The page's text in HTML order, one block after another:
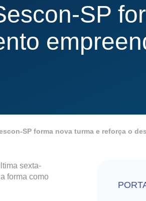
SP
SP forma nova turma e reforça o
sexta-
forma como